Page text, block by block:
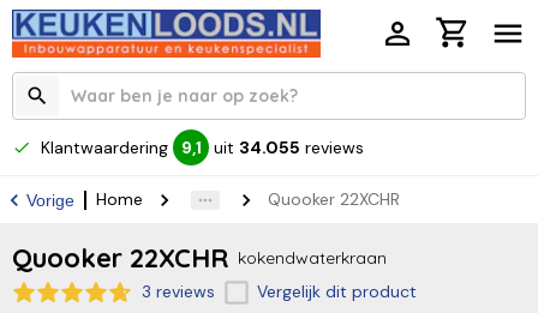
Klantwaardering 9,1 uit 34.055 reviews
Vorige Home Quooker 22XCHR
Quooker 22XCHR kokendwaterkraan
3 reviews
Vergelijk dit product